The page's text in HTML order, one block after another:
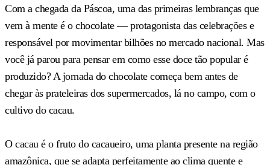
Com a chegada da Páscoa, uma das primeiras lembranças que
vem à mente é o chocolate — protagonista das celebrações e
responsável por movimentar bilhões no mercado nacional. Mas
você já parou para pensar em como esse doce tão popular é
produzido? A jornada do chocolate começa bem antes de
chegar às prateleiras dos supermercados, lá no campo, com o
cultivo do cacau.
O cacau é o fruto do cacaueiro, uma planta presente na região
amazônica, que se adapta perfeitamente ao clima quente e